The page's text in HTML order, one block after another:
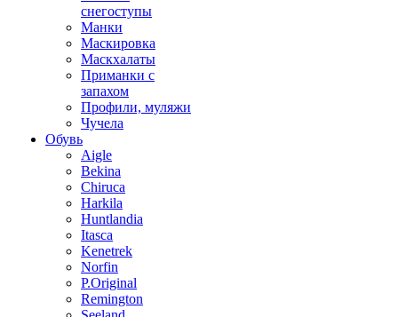
снегоступы
Манки
Маскировка
Маскхалаты
Приманки с
запахом
Профили, муляжи
Чучела
Обувь
Aigle
Bekina
Chiruсa
Harkila
Huntlandia
Itasca
Kenetrek
Norfin
P.Original
Remington